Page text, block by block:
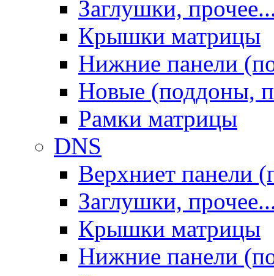
Заглушки,
Крышки матрицы
Нижние панели
Новые (поддоны,
Рамки матрицы
DNS
Верхниет панели
Заглушки,
Крышки матрицы
Нижние панели